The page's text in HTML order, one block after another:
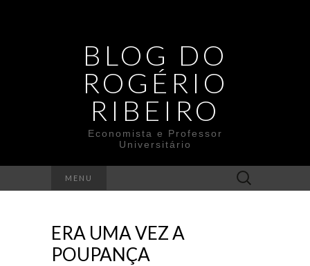
BLOG DO
ROGÉRIO
RIBEIRO
Economista e Professor
Universitário
MENU
Search
for:
ERA UMA VEZ A
POUPANÇA